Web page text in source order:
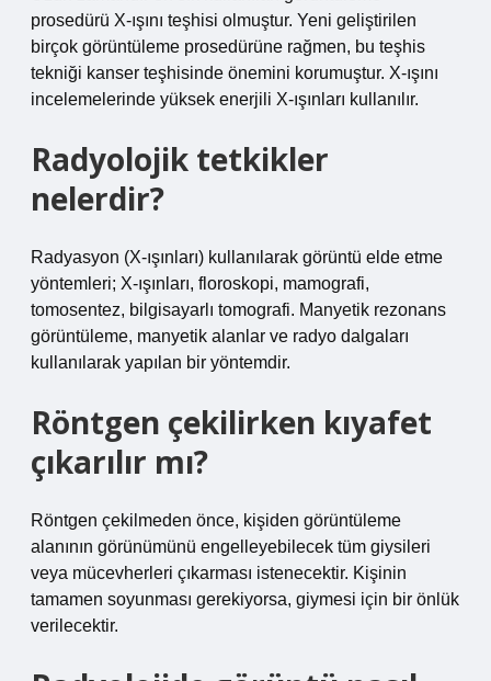
prosedürü X-ışını teşhisi olmuştur. Yeni geliştirilen
birçok görüntüleme prosedürüne rağmen, bu teşhis
tekniği kanser teşhisinde önemini korumuştur. X-ışını
incelemelerinde yüksek enerjili X-ışınları kullanılır.
Radyolojik tetkikler
nelerdir?
Radyasyon (X-ışınları) kullanılarak görüntü elde etme
yöntemleri; X-ışınları, floroskopi, mamografi,
tomosentez, bilgisayarlı tomografi. Manyetik rezonans
görüntüleme, manyetik alanlar ve radyo dalgaları
kullanılarak yapılan bir yöntemdir.
Röntgen çekilirken kıyafet
çıkarılır mı?
Röntgen çekilmeden önce, kişiden görüntüleme
alanının görünümünü engelleyebilecek tüm giysileri
veya mücevherleri çıkarması istenecektir. Kişinin
tamamen soyunması gerekiyorsa, giymesi için bir önlük
verilecektir.